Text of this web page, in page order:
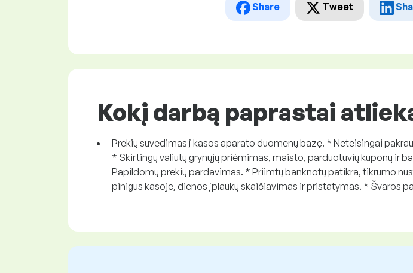
Share Tweet
Kokį darbą paprastai
Prekių suvedimas į kasos aparato duomenų bazę. * Neteisingai
* Skirtingų valiutų grynųjų priėmimas, maisto, parduotuvių kuponų ir
Papildomų prekių pardavimas. * Priimtų banknotų patikra, tikrumo
pinigus kasoje, dienos įplaukų skaičiavimas ir pristatymas. * Švaros